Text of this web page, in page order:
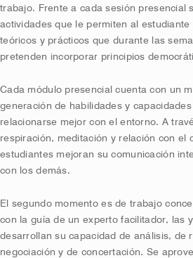
trabajo. Frente a cada sesión presencial
actividades que le permiten al
teóricos y prácticos que durante las
pretenden incorporar principios
Cada módulo presencial cuenta con un
generación de habilidades y
relacionarse mejor con el entorno. A
respiración, meditación y relación con el
estudiantes mejoran su comunicación
con los demás.
El segundo momento es de trabajo
con la guía de un experto facilitador, las
desarrollan su capacidad de análisis, de
negociación y de concertación. Se